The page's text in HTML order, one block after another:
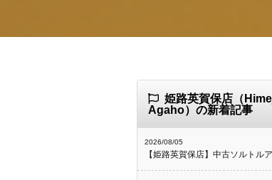
姫路英賀保店（
Agaho）の新着記事
2026/08/05
【姫路英賀保店】中古ソルトル